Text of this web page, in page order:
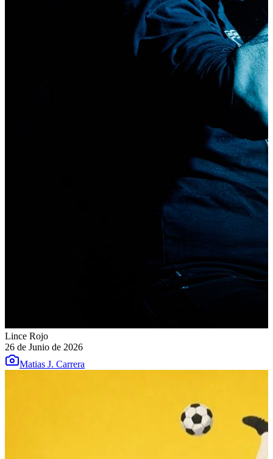
Lince Rojo
26 de Junio de 2026
Matias J. Carrera